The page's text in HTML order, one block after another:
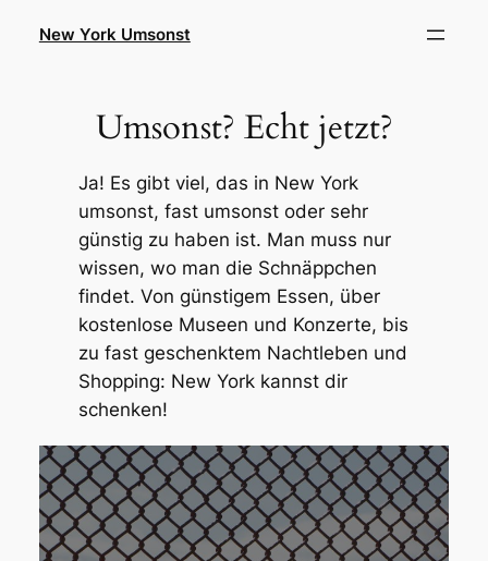
InhaltNew York Umsonst
Umsonst? Echt jetzt?
Ja! Es gibt viel, das in New York
umsonst, fast umsonst oder sehr
günstig zu haben ist. Man muss nur
wissen, wo man die Schnäppchen
findet. Von günstigem Essen, über
kostenlose Museen und Konzerte, bis
zu fast geschenktem Nachtleben und
Shopping: New York kannst dir
schenken!